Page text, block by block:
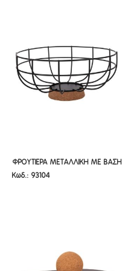
ΦΡΟΥΤΙΕΡΑ ΜΕΤΑΛΛΙΚΗ ΜΕ ΒΑΣΗ
ΑΠΌ ΦΕΛΛΟ D30X14EK
ΦΡΟΥΤΙΕΡΑ ΜΕΤΑΛΛΙΚΗ ΜΕ ΒΑΣΗ
ΑΠΌ ΦΕΛΛΟ D30X14EK
Κωδ.: 93104